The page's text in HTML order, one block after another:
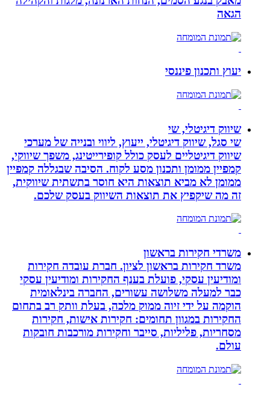
יעוץ ותכנון פיננסי
שיווק דיגיטלי, שי
שי סגל, שיווק דיגיטלי, ייעוץ, ליווי ובנייה של מערכי
שיווק דיגיטליים לעסק כולל קופירייטינג, משפך שיווקי,
קמפיין ממומן ותכנון מסע לקוח. הסיבה שבגללה קמפיין
ממומן לא מביא תוצאות היא חוסר בתשתית שיווקית,
זה מה שיקפיץ את תוצאות השיווק בעסק שלכם.
משרדי חקירות בראשון
משרד חקירות בראשון לציון. חברת עובדה חקירות
ומודיעין עסקי, פועלת בענף החקירות ומודיעין עסקי
כבר למעלה משלושה עשורים, החברה בינלאומית
הוקמה על ידי זיוה ממוק מלכה, בעלת וותק רב בתחום
החקירות במגוון תחומים: חקירות אישות, חקירות
מסחריות, פליליות, סייבר וחקירות מורכבות חובקות
עולם.